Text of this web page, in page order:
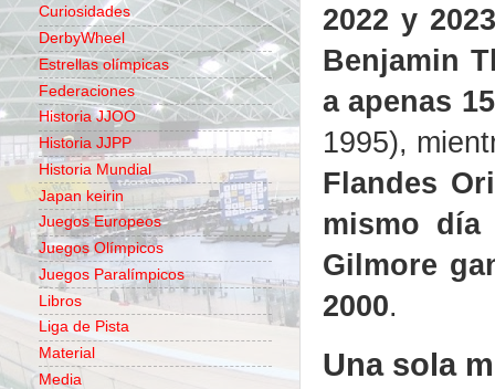
2022 y
Benjamin
a apenas
1995),
Flandes
mismo día
Gilmore
2000.
Una sola
Curiosidades
DerbyWheel
Estrellas olímpicas
Federaciones
Historia JJOO
Historia JJPP
Historia Mundial
Japan keirin
Juegos Europeos
Juegos Olímpicos
Juegos Paralímpicos
Libros
Liga de Pista
Material
Media